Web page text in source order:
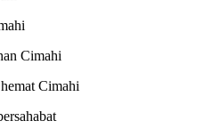
Cimahi
Cimahi